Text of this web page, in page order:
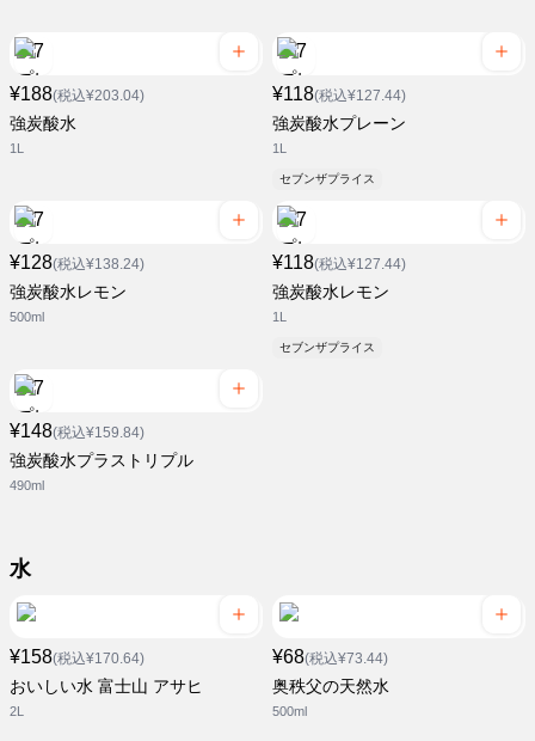
¥188(税込¥203.04)
強炭酸水
1L
¥118(税込¥127.44)
強炭酸水プレーン
1L
セブンザプライス
¥128(税込¥138.24)
強炭酸水レモン
500ml
¥118(税込¥127.44)
強炭酸水レモン
1L
セブンザプライス
¥148(税込¥159.84)
強炭酸水プラストリプル
490ml
水
¥158(税込¥170.64)
おいしい水 富士山 アサヒ
2L
¥68(税込¥73.44)
奥秩父の天然水
500ml